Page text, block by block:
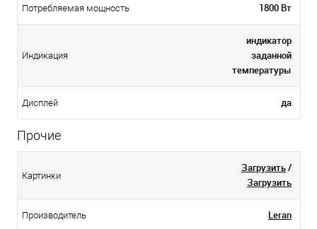
Потребляемая мощность 1800 Вт
Индикация
индикатор
заданной
температуры
Дисплей да
Прочие
Картинки
Загрузить/
Загрузить
Производитель Leran